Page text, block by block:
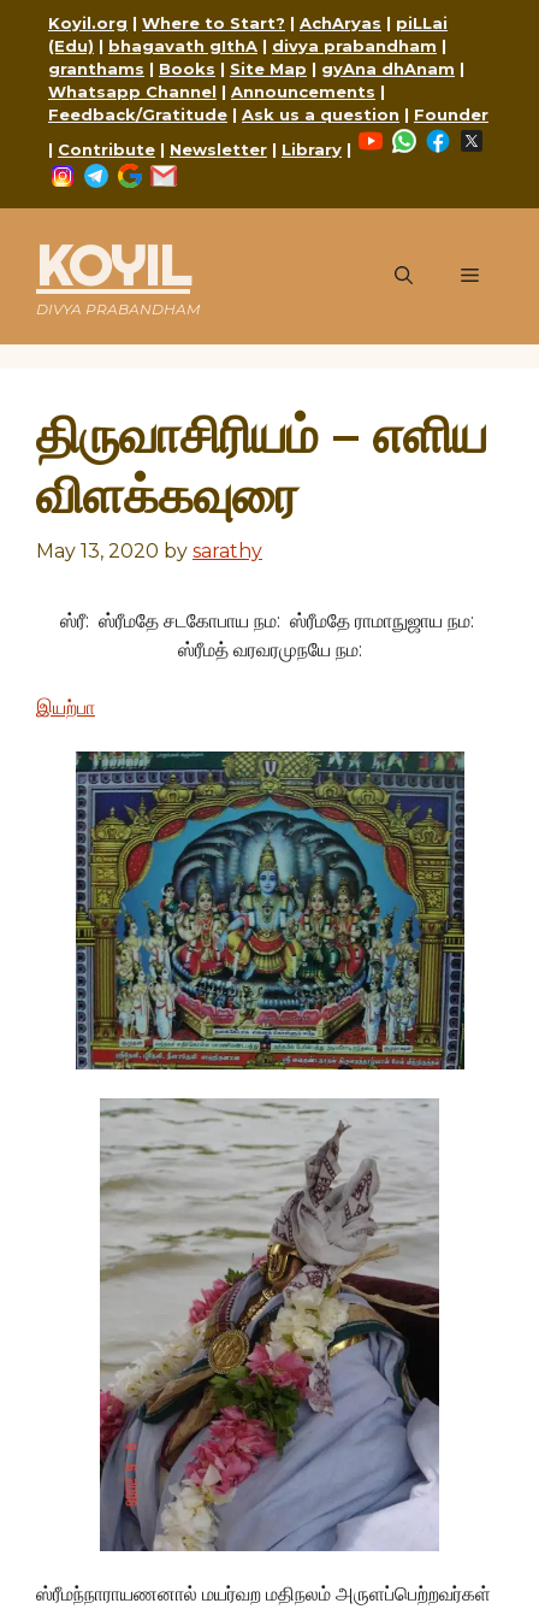
content
Koyil.org | Where to Start? | AchAryas | piLLai
(Edu) | bhagavath gIthA | divya prabandham |
granthams | Books | Site Map | gyAna dhAnam |
Whatsapp Channel | Announcements |
Feedback/Gratitude | Ask us a question | Founder
| Contribute | Newsletter | Library |
YouTubeWhatsApp
Facebook
Instagram
Telegram
Google
KOYIL
DIVYA PRABANDHAM
Menu
திருவாசிரியம் – எளிய
விளக்கவுரை
May 13, 2020 by sarathy
ஸ்ரீ: ஸ்ரீமதே சடகோபாய நம: ஸ்ரீமதே ராமாநுஜாய நம:
ஸ்ரீமத் வரவரமுநயே நம:
இயற்பா
ஸ்ரீமந்நாராயணனால் மயர்வற மதிநலம் அருளப்பெற்றவர்கள்